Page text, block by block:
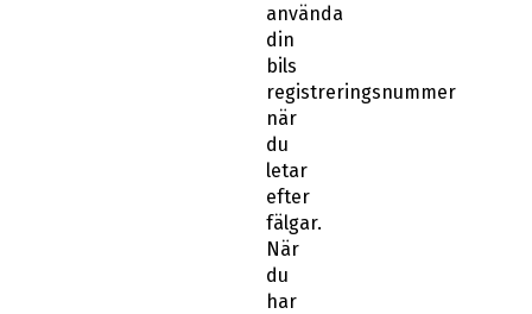
använda
din
bils
registreringsnummer
när
du
letar
efter
fälgar.
När
du
har